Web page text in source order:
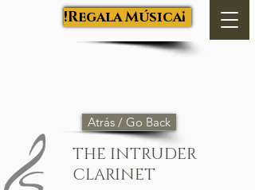
Salva Luján ¡Regala Música!
Atrás / Go Back
THE INTRUDER
CLARINET